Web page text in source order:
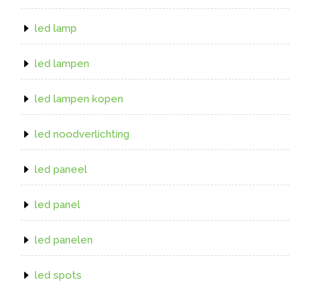
led lamp
led lampen
led lampen kopen
led noodverlichting
led paneel
led panel
led panelen
led spots